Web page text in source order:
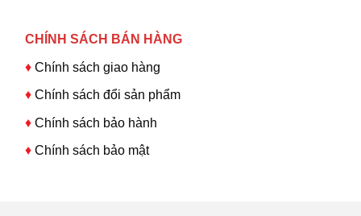
CHÍNH SÁCH BÁN HÀNG
♦ Chính sách giao hàng
♦ Chính sách đổi sản phẩm
♦ Chính sách bảo hành
♦ Chính sách bảo mật